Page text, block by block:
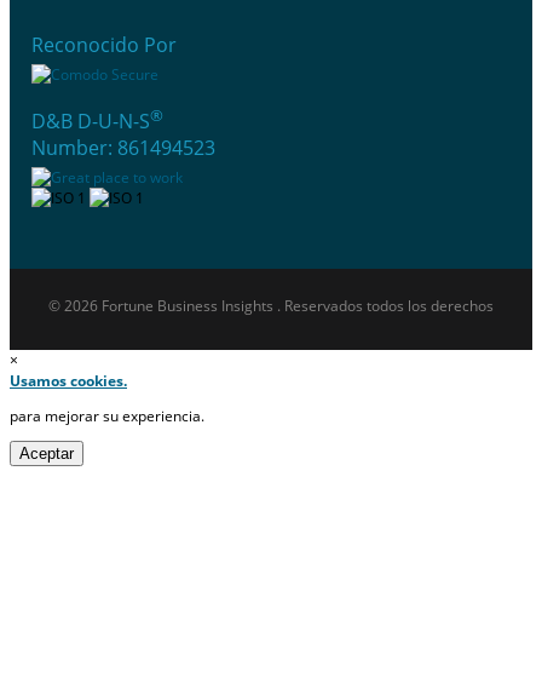
Reconocido Por
D&B D-U-N-S®
Number: 861494523
© 2026 Fortune Business Insights . Reservados todos los derechos
×
Usamos cookies.
para mejorar su experiencia.
Aceptar